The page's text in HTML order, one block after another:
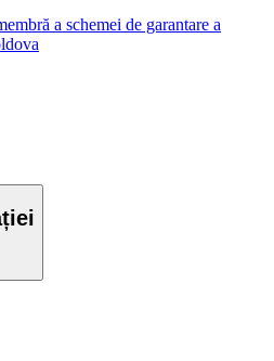
a schemei de garantare a